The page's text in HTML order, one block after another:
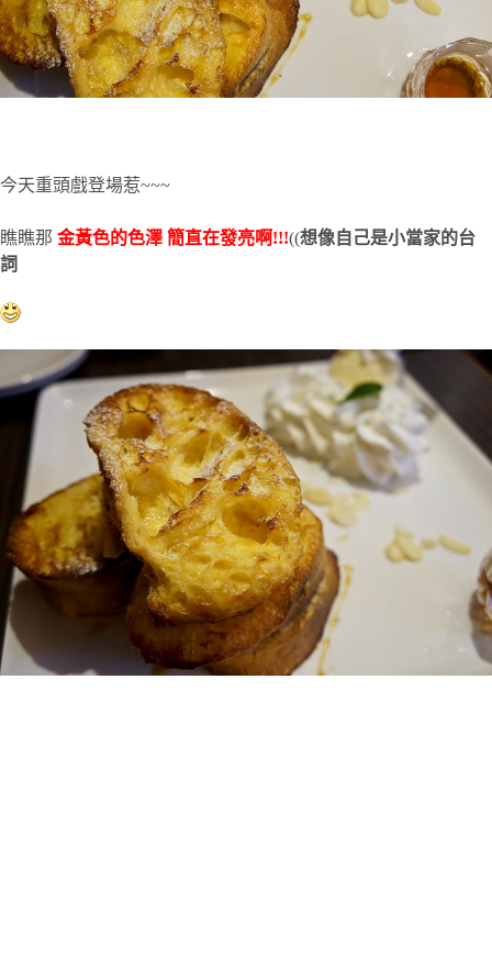
今天重頭戲登場惹~~~
瞧瞧那 金黃色的色澤 簡直在發亮啊!!!((想像自己是小當家的台
詞